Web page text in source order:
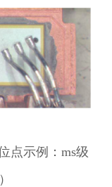
点示例：ms级